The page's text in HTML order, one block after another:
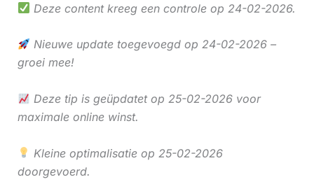
Deze content kreeg een controle op 24-02-2026.
Nieuwe update toegevoegd op 24-02-2026 –
groei mee!
Deze tip is geüpdatet op 25-02-2026 voor
maximale online winst.
Kleine optimalisatie op 25-02-2026
doorgevoerd.